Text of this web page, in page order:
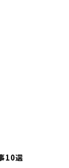
10選